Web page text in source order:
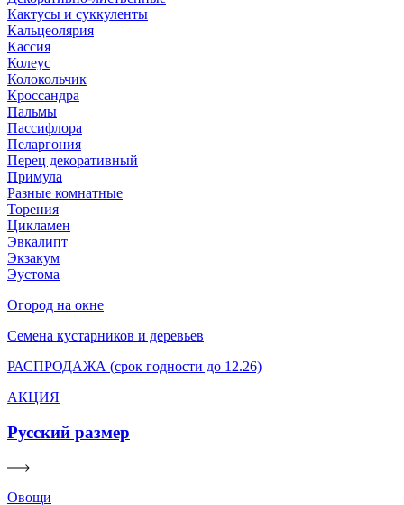
Кактусы и суккуленты
Кальцеолярия
Кассия
Колеус
Колокольчик
Кроссандра
Пальмы
Пассифлора
Пеларгония
Перец декоративный
Примула
Разные комнатные
Торения
Цикламен
Эвкалипт
Экзакум
Эустома
Огород на окне
Семена кустарников и деревьев
РАСПРОДАЖА (срок годности до 12.26)
АКЦИЯ
Русский размер
Овощи